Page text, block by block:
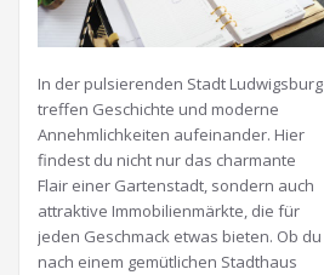
In der pulsierenden Stadt Ludwigsburg
treffen Geschichte und moderne
Annehmlichkeiten aufeinander. Hier
findest du nicht nur das charmante
Flair einer Gartenstadt, sondern auch
attraktive Immobilienmärkte, die für
jeden Geschmack etwas bieten. Ob du
nach einem gemütlichen Stadthaus